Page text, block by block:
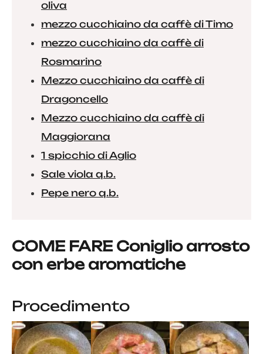
oliva
mezzo cucchiaino da caffè di Timo
mezzo cucchiaino da caffè di
Rosmarino
Mezzo cucchiaino da caffè di
Dragoncello
Mezzo cucchiaino da caffè di
Maggiorana
1 spicchio di Aglio
Sale viola q.b.
Pepe nero q.b.
COME FARE Coniglio arrosto
con erbe aromatiche
Procedimento